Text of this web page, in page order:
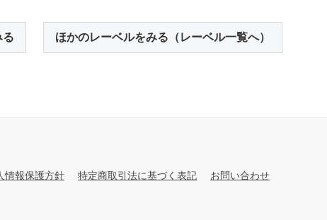
る ほかのレーベルをみる（レーベル一覧へ）
情報保護方針 特定商取引法に基づく表記 お問い合わせ